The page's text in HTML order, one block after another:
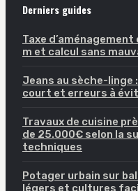
Derniers guides
Taxe d’aménagement
m et calcul sans
Jeans au sèche-
court et erreurs à
Travaux de cuisine
de 25.000€ selon la
techniques
Potager urbain sur
légers et cultures